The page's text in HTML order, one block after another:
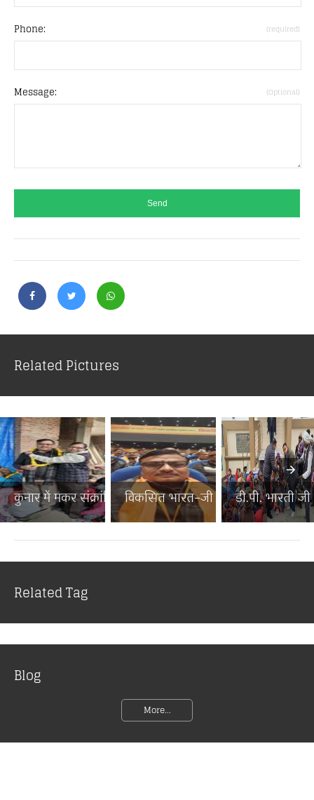
Phone: (required)
Message: (Optional)
Related Pictures
कुनार में मकर संक्रांति पर...विकसित भारत–जी राम जी जनज...
डी.पी. भारती
Related Tag
Blog
More...